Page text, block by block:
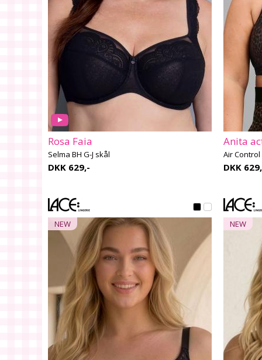
Rosa Faia
Selma BH G-J skål
DKK 629,-
Anita
Air
DKK
NEW NEW